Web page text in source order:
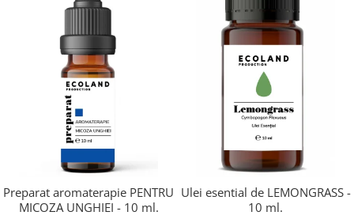
Preparat aromaterapie PENTRU
MICOZA UNGHIEI - 10 ml.
Ulei esential de LEMONGRASS -
10 ml.